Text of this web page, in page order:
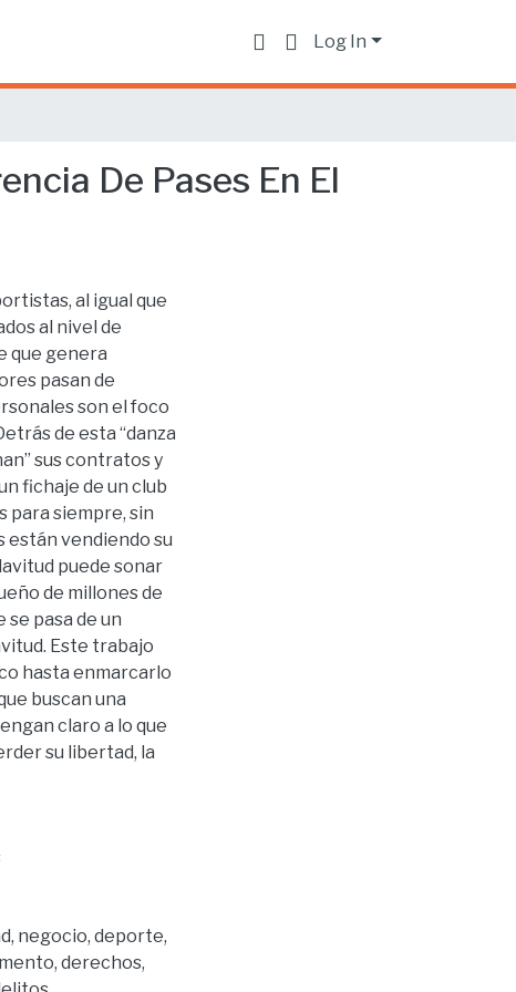
Log In
De Pases En El
al igual que
al nivel de
que genera
pasan de
son el foco
de esta “danza
sus contratos y
fichaje de un club
para siempre, sin
están vendiendo su
puede sonar
de millones de
se pasa de un
Este trabajo
hasta enmarcarlo
buscan una
claro a lo que
su libertad, la
, negocio, deporte,
, derechos,